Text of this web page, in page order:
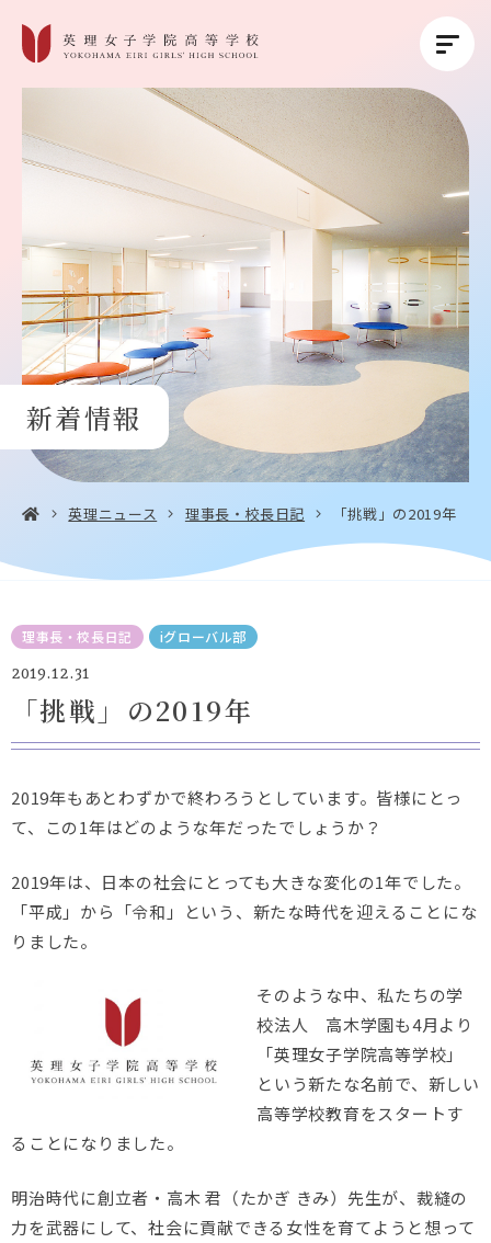
英理女子学院について
英理女子学院の教育
コース紹介
学校生活
進路・進学
受験生の方へ
アクセス
お問い合わせ・
資料請求
新着情報
英理ニュース 理事長・校長日記 「挑戦」の2019年
理事長・校長日記 iグローバル部
2019.12.31
「挑戦」の2019年
2019年もあとわずかで終わろうとしています。皆様にとっ
て、この1年はどのような年だったでしょうか？
2019年は、日本の社会にとっても大きな変化の1年でした。
「平成」から「令和」という、新たな時代を迎えることにな
りました。
そのような中、私たちの学
校法人 高木学園も4月より
「英理女子学院高等学校」
という新たな名前で、新しい
高等学校教育をスタートす
ることになりました。
明治時代に創立者・高木 君（たかぎ きみ）先生が、裁縫の
力を武器にして、社会に貢献できる女性を育てようと想って